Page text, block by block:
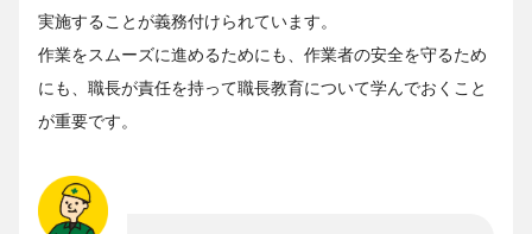
実施することが義務付けられています。
作業をスムーズに進めるためにも、作業者の安全を守るため
にも、職長が責任を持って職長教育について学んでおくこと
が重要です。